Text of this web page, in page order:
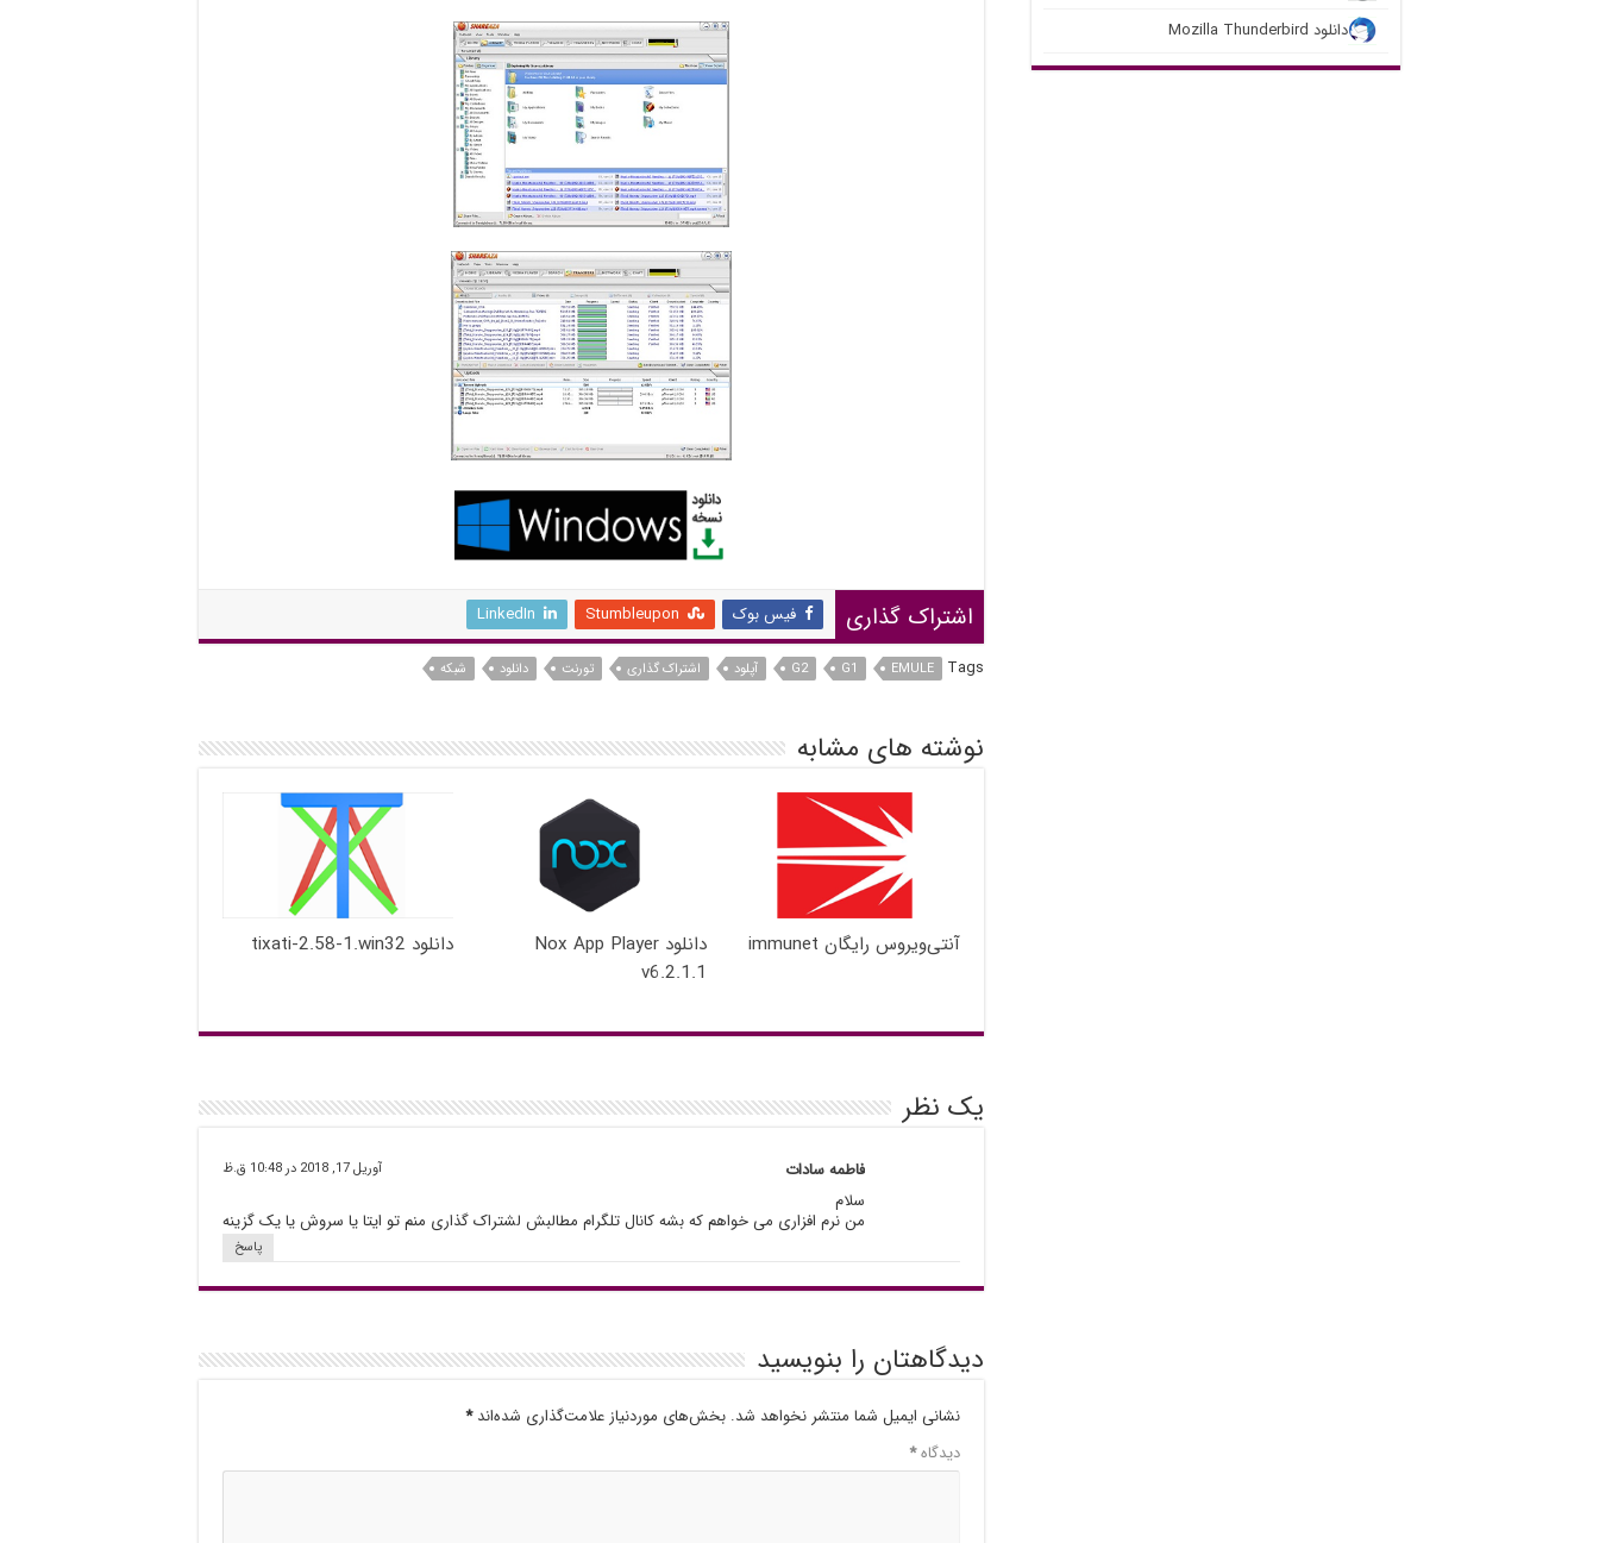
اشتراک گذاری فیس بوک Stumbleupon
LinkedIn
Tags
EMULE
G1
G2 آپلود اشتراک گذاری تورنت دانلود شبکه
نوشته های مشابه
آنتی‌ویروس رایگان immunet
دانلود Nox App Player
v6.2.1.1
دانلود tixati-2.58-1.win32
یک نظر
فاطمه سادات آوریل 17, 2018 در 10:48 ق.ظ
سلام
من نرم افزاری می خواهم که بشه کانال تلگرام مطالبش لشتراک گذاری منم تو ایتا یا سروش یا یک گزینه
پاسخ
دیدگاهتان را بنویسید
نشانی ایمیل شما منتشر نخواهد شد. بخش‌های موردنیاز علامت‌گذاری شده‌اند*
دیدگاه*
دانلود Mozilla Thunderbird